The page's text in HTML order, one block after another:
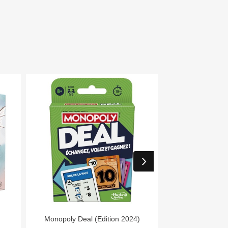
Aperçu rapide
Monopoly Deal (Edition 2024)